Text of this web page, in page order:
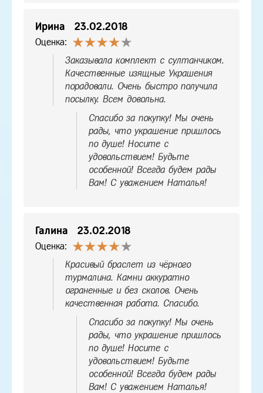
Ирина 23.02.2018
Оценка:
Заказывала комплект с султанчиком.
Качественные изящные Украшения
порадовали. Очень быстро получила
посылку. Всем довольна.
Спасибо за покупку! Мы очень
рады, что украшение пришлось
по душе! Носите с
удовольствием! Будьте
особенной! Всегда будем рады
Вам! С уважением Наталья!
Галина 23.02.2018
Оценка:
Красивый браслет из чёрного
турмалина. Камни аккуратно
ограненные и без сколов. Очень
качественная работа. Спасибо.
Спасибо за покупку! Мы очень
рады, что украшение пришлось
по душе! Носите с
удовольствием! Будьте
особенной! Всегда будем рады
Вам! С уважением Наталья!